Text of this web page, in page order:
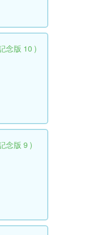
念版 10 )
念版 9 )